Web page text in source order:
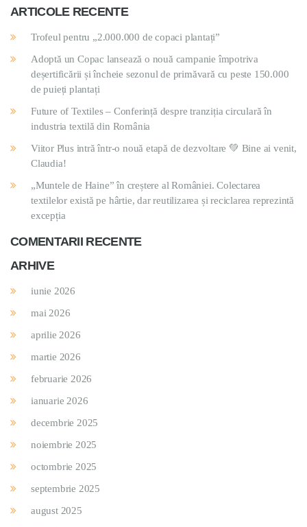
ARTICOLE RECENTE
Trofeul pentru „2.000.000 de copaci plantați”
Adoptă un Copac lansează o nouă campanie împotriva
deșertificării și încheie sezonul de primăvară cu peste 150.000
de puieți plantați
Future of Textiles – Conferință despre tranziția circulară în
industria textilă din România
Viitor Plus intră într-o nouă etapă de dezvoltare 💚 Bine ai venit,
Claudia!
„Muntele de Haine” în creștere al României. Colectarea
textilelor există pe hârtie, dar reutilizarea și reciclarea reprezintă
excepția
COMENTARII RECENTE
ARHIVE
iunie 2026
mai 2026
aprilie 2026
martie 2026
februarie 2026
ianuarie 2026
decembrie 2025
noiembrie 2025
octombrie 2025
septembrie 2025
august 2025